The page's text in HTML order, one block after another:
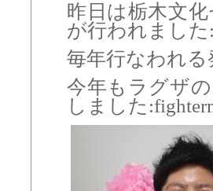
昨日は栃木文
が行われました
毎年行なわれる
今年もラグザ
しました